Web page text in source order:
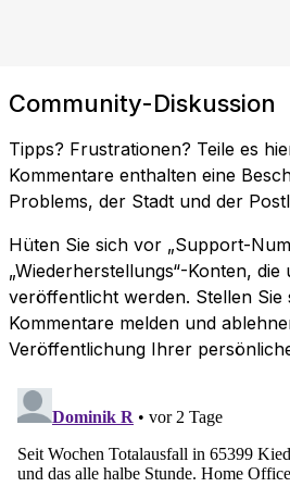
Community-Diskussion
Tipps? Frustrationen? Teile es
Kommentare enthalten eine
Problems, der Stadt und der
Hüten Sie sich vor „Support-
„Wiederherstellungs“-Konten,
veröffentlicht werden. Stellen Sie
Kommentare melden und
Veröffentlichung Ihrer